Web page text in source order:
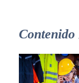
Contenido